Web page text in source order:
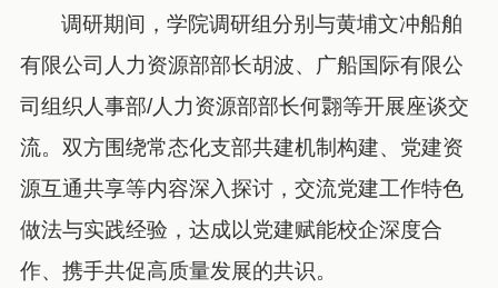
调研期间，学院调研组分别与黄埔文冲船舶
有限公司人力资源部部长胡波、广船国际有限公
司组织人事部/人力资源部部长何翾等开展座谈交
流。双方围绕常态化支部共建机制构建、党建资
源互通共享等内容深入探讨，交流党建工作特色
做法与实践经验，达成以党建赋能校企深度合
作、携手共促高质量发展的共识。